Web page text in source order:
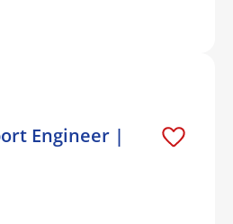
Engineer |